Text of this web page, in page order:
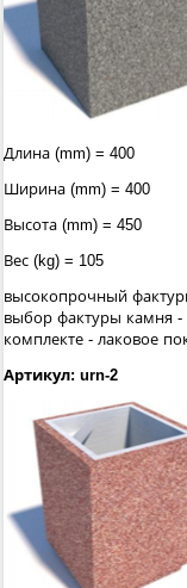
Длина (mm) = 400
Ширина (mm) = 400
Высота (mm) = 450
Вес (kg) = 105
высокопрочный
выбор фактуры камня -
комплекте - лаковое
Артикул: urn-2